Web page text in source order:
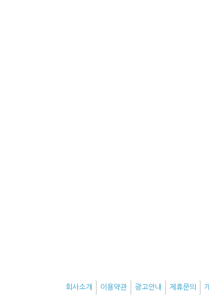
회사소개 이용약관 광고안내 제휴문의